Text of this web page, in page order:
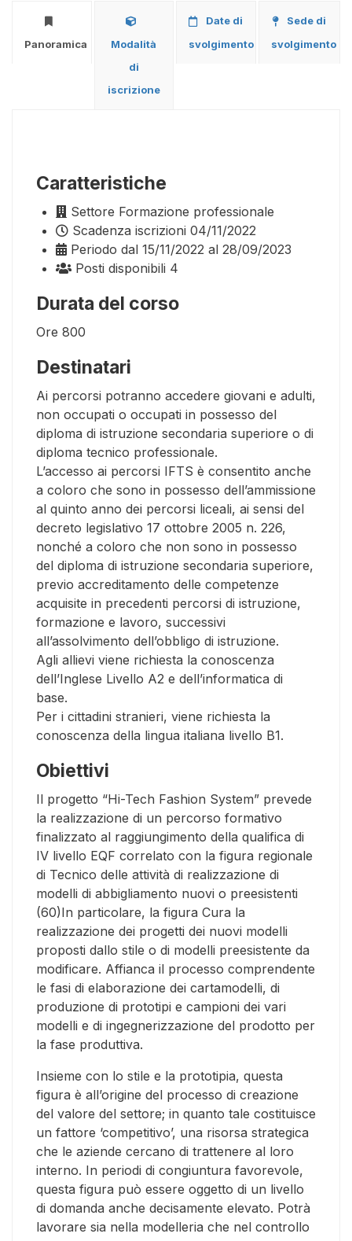
Panoramica
Modalità
di
iscrizione
Date di
svolgimento
Sede di
svolgimento
Caratteristiche
Settore Formazione professionale
Scadenza iscrizioni 04/11/2022
Periodo dal 15/11/2022 al 28/09/2023
Posti disponibili 4
Durata del corso
Ore 800
Destinatari
Ai percorsi potranno accedere giovani e adulti,
non occupati o occupati in possesso del
diploma di istruzione secondaria superiore o di
diploma tecnico professionale.
L’accesso ai percorsi IFTS è consentito anche
a coloro che sono in possesso dell’ammissione
al quinto anno dei percorsi liceali, ai sensi del
decreto legislativo 17 ottobre 2005 n. 226,
nonché a coloro che non sono in possesso
del diploma di istruzione secondaria superiore,
previo accreditamento delle competenze
acquisite in precedenti percorsi di istruzione,
formazione e lavoro, successivi
all’assolvimento dell’obbligo di istruzione.
Agli allievi viene richiesta la conoscenza
dell’Inglese Livello A2 e dell’informatica di
base.
Per i cittadini stranieri, viene richiesta la
conoscenza della lingua italiana livello B1.
Obiettivi
Il progetto “Hi-Tech Fashion System” prevede
la realizzazione di un percorso formativo
finalizzato al raggiungimento della qualifica di
IV livello EQF correlato con la figura regionale
di Tecnico delle attività di realizzazione di
modelli di abbigliamento nuovi o preesistenti
(60)In particolare, la figura Cura la
realizzazione dei progetti dei nuovi modelli
proposti dallo stile o di modelli preesistente da
modificare. Affianca il processo comprendente
le fasi di elaborazione dei cartamodelli, di
produzione di prototipi e campioni dei vari
modelli e di ingegnerizzazione del prodotto per
la fase produttiva.
Insieme con lo stile e la prototipia, questa
figura è all’origine del processo di creazione
del valore del settore; in quanto tale costituisce
un fattore ‘competitivo’, una risorsa strategica
che le aziende cercano di trattenere al loro
interno. In periodi di congiuntura favorevole,
questa figura può essere oggetto di un livello
di domanda anche decisamente elevato. Potrà
lavorare sia nella modelleria che nel controllo